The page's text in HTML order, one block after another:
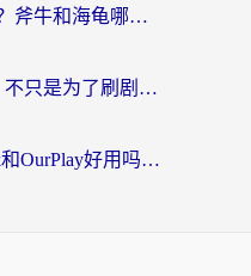
海外回国加速器怎么选？斧牛和海龟哪个好？一篇帮你避开坑的实用指南
从匈牙利回国内的vpn，不只是为了刷剧那么简单
海外党必看：Quickback和OurPlay好用吗？3分钟选对回国加速器，无缝刷剧玩游戏